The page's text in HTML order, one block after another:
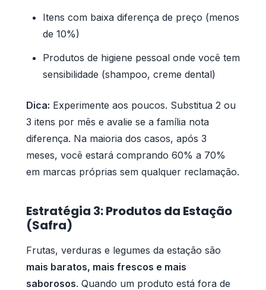
Itens com baixa diferença de preço (menos
de 10%)
Produtos de higiene pessoal onde você tem
sensibilidade (shampoo, creme dental)
Dica: Experimente aos poucos. Substitua 2 ou
3 itens por mês e avalie se a família nota
diferença. Na maioria dos casos, após 3
meses, você estará comprando 60% a 70%
em marcas próprias sem qualquer reclamação.
Estratégia 3: Produtos da Estação
(Safra)
Frutas, verduras e legumes da estação são
mais baratos, mais frescos e mais
saborosos. Quando um produto está fora de